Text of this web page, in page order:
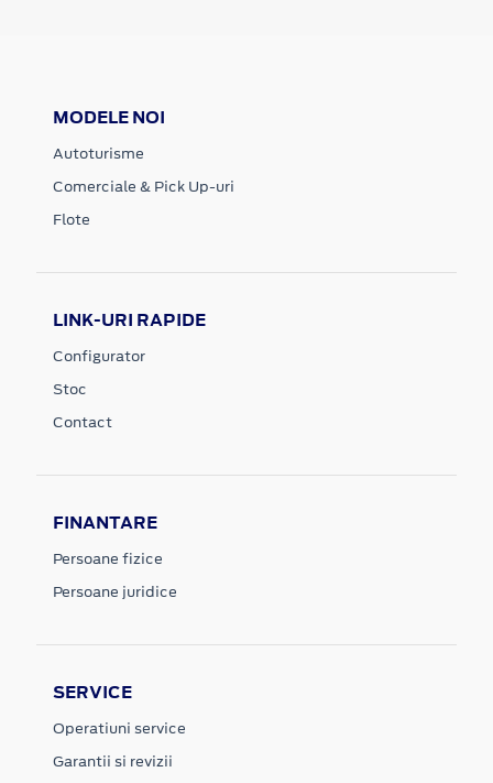
MODELE NOI
Autoturisme
Comerciale & Pick Up-uri
Flote
LINK-URI RAPIDE
Configurator
Stoc
Contact
FINANTARE
Persoane fizice
Persoane juridice
SERVICE
Operatiuni service
Garantii si revizii